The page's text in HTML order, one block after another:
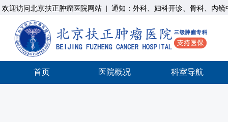
欢迎访问北京扶正肿瘤医院网站 通知：外科、妇科开诊、骨科、内
首页 医院概况 科室导航